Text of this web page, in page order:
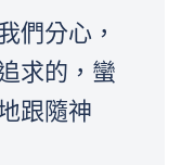
們分心，
求的，蠻
跟隨神